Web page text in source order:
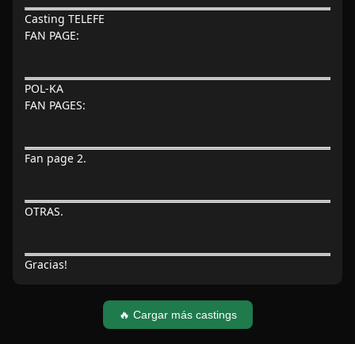
Casting TELEFE
FAN PAGE:
POL-KA
FAN PAGES:
Fan page 2.
OTRAS.
Gracias!
🔥 Cargar más castings